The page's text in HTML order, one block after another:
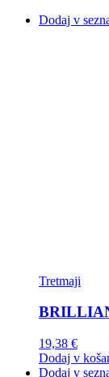
Dodaj v
Tretmaji
19,38 €
Dodaj v
Dodaj v